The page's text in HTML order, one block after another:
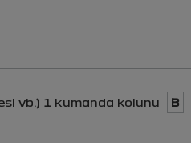
vb.) 1 kumanda kolunu B